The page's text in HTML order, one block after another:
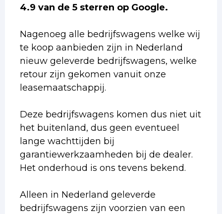
4.9 van de 5 sterren op Google.
Nagenoeg alle bedrijfswagens welke wij
te koop aanbieden zijn in Nederland
nieuw geleverde bedrijfswagens, welke
retour zijn gekomen vanuit onze
leasemaatschappij.
Deze bedrijfswagens komen dus niet uit
het buitenland, dus geen eventueel
lange wachttijden bij
garantiewerkzaamheden bij de dealer.
Het onderhoud is ons tevens bekend.
Alleen in Nederland geleverde
bedrijfswagens zijn voorzien van een